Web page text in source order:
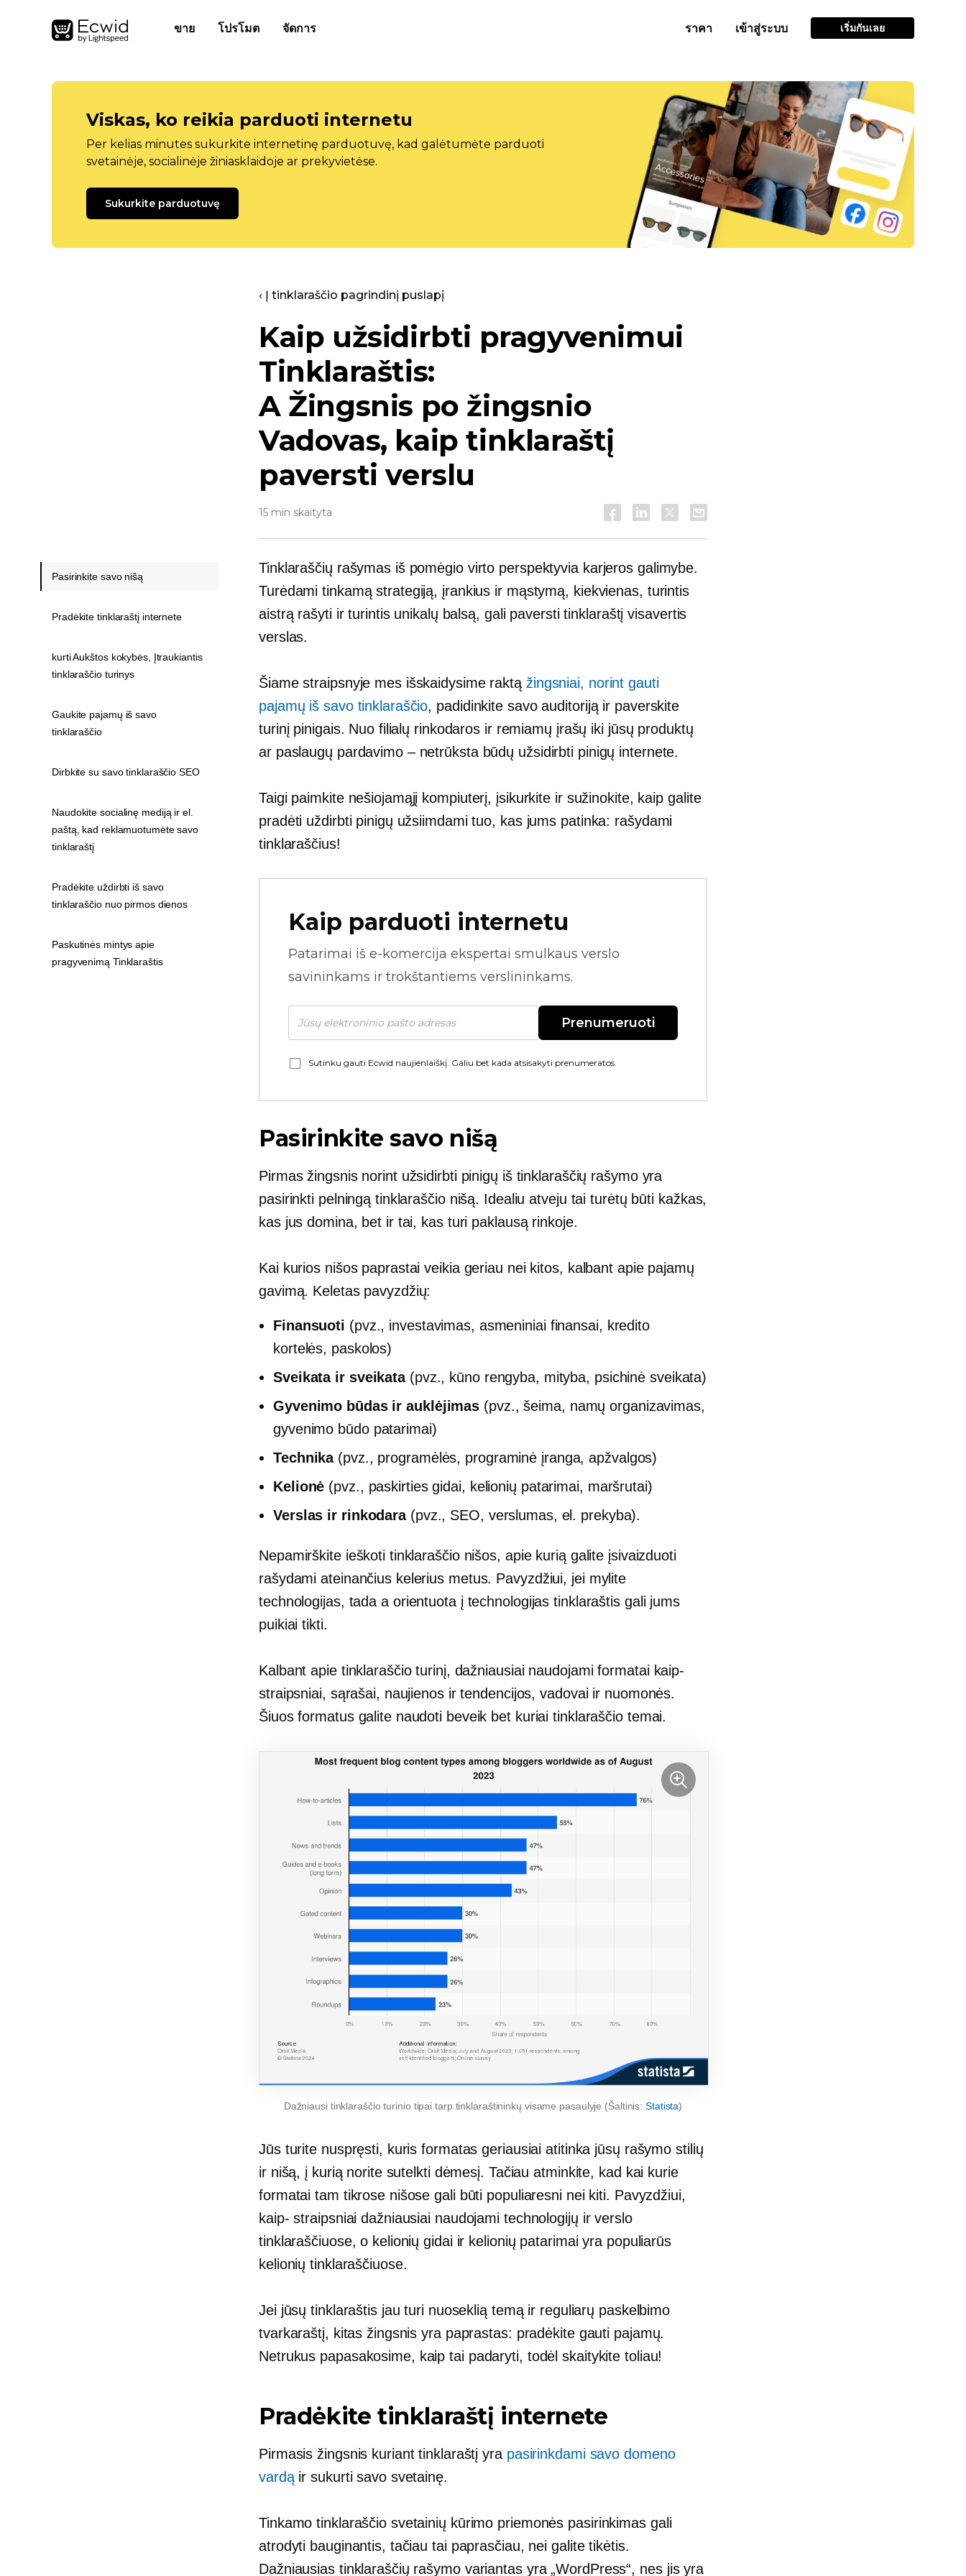
ขาย โปรโมต จัดการ ราคา เข้าสู่ระบบ เริ่มกันเลย
Viskas, ko reikia parduoti internetu
Per kelias minutes sukurkite internetinę parduotuvę, kad galėtumėte parduoti
svetainėje, socialinėje žiniasklaidoje ar prekyvietėse.
Sukurkite parduotuvę
‹ Į tinklaraščio pagrindinį puslapį
Kaip užsidirbti pragyvenimui
Tinklaraštis:
A Žingsnis po žingsnio
Vadovas, kaip tinklaraštį
paversti verslu
15 min skaityta
Tinklaraščių rašymas iš pomėgio virto perspektyvia karjeros galimybe.
Turėdami tinkamą strategiją, įrankius ir mąstymą, kiekvienas, turintis
aistrą rašyti ir turintis unikalų balsą, gali paversti tinklaraštįvisavertis
verslas.
Šiame straipsnyje mes išskaidysime raktą žingsniai, norint gauti
pajamų iš savo tinklaraščio, padidinkite savo auditoriją ir paverskite
turinį pinigais. Nuo filialų rinkodaros ir remiamų įrašų iki jūsų produktų
ar paslaugų pardavimo – netrūksta būdų užsidirbti pinigų internete.
Taigi paimkite nešiojamąjį kompiuterį, įsikurkite ir sužinokite, kaip galite
pradėti uždirbti pinigų užsiimdami tuo, kas jums patinka: rašydami
tinklaraščius!
Kaip parduoti internetu
Patarimai iš e-komercija ekspertai smulkaus verslo
savininkams ir trokštantiems verslininkams.
Prenumeruoti
Sutinku gauti Ecwid naujienlaiškį. Galiu bet kada atsisakyti prenumeratos.
Pasirinkite savo nišą
Pirmas žingsnis norint užsidirbti pinigų iš tinklaraščių rašymo yra
pasirinkti pelningą tinklaraščio nišą. Idealiu atveju tai turėtų būti kažkas,
kas jus domina, bet ir tai, kas turi paklausą rinkoje.
Kai kurios nišos paprastai veikia geriau nei kitos, kalbant apie pajamų
gavimą. Keletas pavyzdžių:
Finansuoti (pvz., investavimas, asmeniniai finansai, kredito
kortelės, paskolos)
Sveikata ir sveikata(pvz., kūno rengyba, mityba, psichinė sveikata)
Gyvenimo būdas ir auklėjimas (pvz., šeima, namų organizavimas,
gyvenimo būdo patarimai)
Technika(pvz., programėlės, programinė įranga, apžvalgos)
Kelionė (pvz., paskirties gidai, kelionių patarimai, maršrutai)
Verslas ir rinkodara(pvz., SEO, verslumas, el. prekyba).
Nepamirškite ieškoti tinklaraščio nišos, apie kurią galite įsivaizduoti
rašydami ateinančius kelerius metus. Pavyzdžiui, jei mylite
technologijas, tada a orientuota į technologijas tinklaraštis gali jums
puikiai tikti.
Kalbant apie tinklaraščio turinį, dažniausiai naudojami formatai kaip-
straipsniai, sąrašai, naujienos ir tendencijos, vadovai ir nuomonės.
Šiuos formatus galite naudoti beveik bet kuriai tinklaraščio temai.
Dažniausi tinklaraščio turinio tipai tarp tinklaraštininkų visame pasaulyje (Šaltinis:Statista)
Jūs turite nuspręsti, kuris formatas geriausiai atitinka jūsų rašymo stilių
ir nišą, į kurią norite sutelkti dėmesį. Tačiau atminkite, kad kai kurie
formatai tam tikrose nišose gali būti populiaresni nei kiti. Pavyzdžiui,
kaip- straipsniai dažniausiai naudojami technologijų ir verslo
tinklaraščiuose, o kelionių gidai ir kelionių patarimai yra populiarūs
kelionių tinklaraščiuose.
Jei jūsų tinklaraštis jau turi nuoseklią temą ir reguliarų paskelbimo
tvarkaraštį, kitas žingsnis yra paprastas: pradėkite gauti pajamų.
Netrukus papasakosime, kaip tai padaryti, todėl skaitykite toliau!
Pradėkite tinklaraštį internete
Pirmasis žingsnis kuriant tinklaraštį yra pasirinkdami savo domeno
vardąir sukurti savo svetainę.
Tinkamo tinklaraščio svetainių kūrimo priemonės pasirinkimas gali
atrodyti bauginantis, tačiau tai paprasčiau, nei galite tikėtis.
Dažniausias tinklaraščių rašymo variantas yra „WordPress“, nes jis yra
Pasirinkite savo nišą
Pradėkite tinklaraštį internete
kurti Aukštos kokybės, Įtraukiantis
tinklaraščio turinys
Gaukite pajamų iš savo
tinklaraščio
Dirbkite su savo tinklaraščio SEO
Naudokite socialinę mediją ir el.
paštą, kad reklamuotumėte savo
tinklaraštį
Pradėkite uždirbti iš savo
tinklaraščio nuo pirmos dienos
Paskutinės mintys apie
pragyvenimą Tinklaraštis